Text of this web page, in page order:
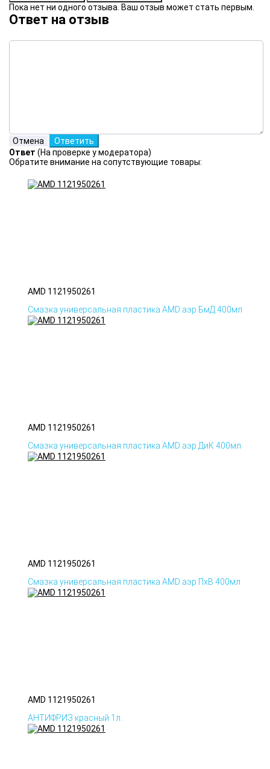
Пока нет ни одного отзыва. Ваш отзыв может стать первым.
Ответ на отзыв
Ответ (На проверке у модератора)
Обратите внимание на сопутствующие товары:
AMD 1121950261
Смазка универсальная пластика AMD аэр БмД 400мл
AMD 1121950261
Смазка универсальная пластика AMD аэр ДиК 400мл
AMD 1121950261
Смазка универсальная пластика AMD аэр ПхВ 400мл
AMD 1121950261
АНТИФРИЗ красный 1л.